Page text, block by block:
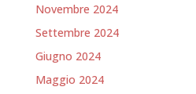
Novembre 2024
Settembre 2024
Giugno 2024
Maggio 2024